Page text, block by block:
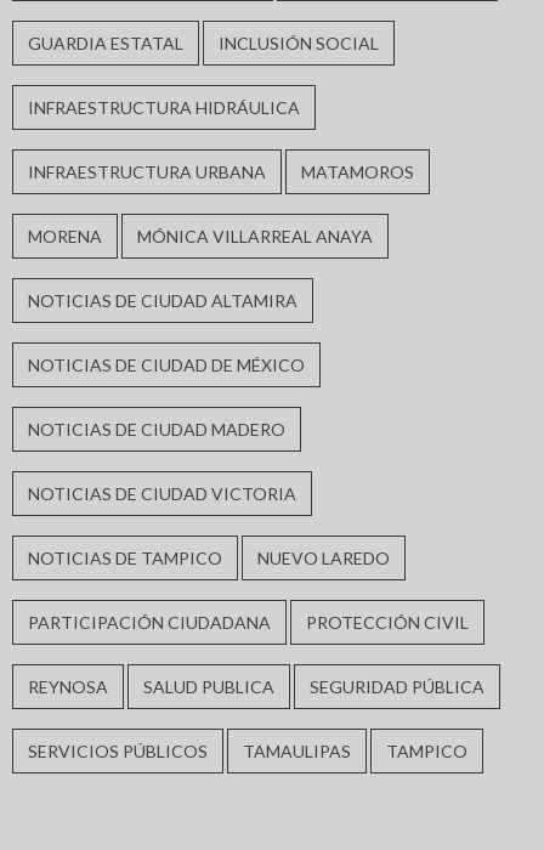
GUARDIA ESTATAL INCLUSIÓN SOCIAL
INFRAESTRUCTURA HIDRÁULICA
INFRAESTRUCTURA URBANA MATAMOROS
MORENA MÓNICA VILLARREAL ANAYA
NOTICIAS DE CIUDAD ALTAMIRA
NOTICIAS DE CIUDAD DE MÉXICO
NOTICIAS DE CIUDAD MADERO
NOTICIAS DE CIUDAD VICTORIA
NOTICIAS DE TAMPICO NUEVO LAREDO
PARTICIPACIÓN CIUDADANA PROTECCIÓN CIVIL
REYNOSA SALUD PUBLICA SEGURIDAD PÚBLICA
SERVICIOS PÚBLICOS TAMAULIPAS TAMPICO